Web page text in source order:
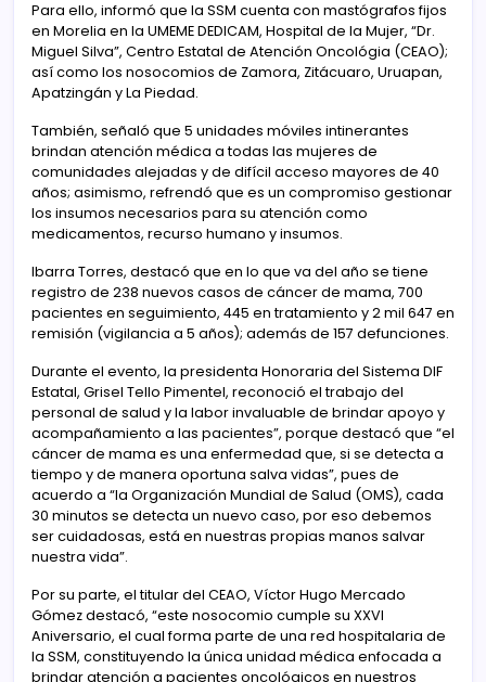
Para ello, informó que la SSM cuenta con mastógrafos fijos
en Morelia en la UMEME DEDICAM, Hospital de la Mujer, “Dr.
Miguel Silva”, Centro Estatal de Atención Oncológia (CEAO);
así como los nosocomios de Zamora, Zitácuaro, Uruapan,
Apatzingán y La Piedad.
También, señaló que 5 unidades móviles intinerantes
brindan atención médica a todas las mujeres de
comunidades alejadas y de difícil acceso mayores de 40
años; asimismo, refrendó que es un compromiso gestionar
los insumos necesarios para su atención como
medicamentos, recurso humano y insumos.
Ibarra Torres, destacó que en lo que va del año se tiene
registro de 238 nuevos casos de cáncer de mama, 700
pacientes en seguimiento, 445 en tratamiento y 2 mil 647 en
remisión (vigilancia a 5 años); además de 157 defunciones.
Durante el evento, la presidenta Honoraria del Sistema DIF
Estatal, Grisel Tello Pimentel, reconoció el trabajo del
personal de salud y la labor invaluable de brindar apoyo y
acompañamiento a las pacientes”, porque destacó que “el
cáncer de mama es una enfermedad que, si se detecta a
tiempo y de manera oportuna salva vidas”, pues de
acuerdo a “la Organización Mundial de Salud (OMS), cada
30 minutos se detecta un nuevo caso, por eso debemos
ser cuidadosas, está en nuestras propias manos salvar
nuestra vida”.
Por su parte, el titular del CEAO, Víctor Hugo Mercado
Gómez destacó, “este nosocomio cumple su XXVI
Aniversario, el cual forma parte de una red hospitalaria de
la SSM, constituyendo la única unidad médica enfocada a
brindar atención a pacientes oncológicos en nuestros